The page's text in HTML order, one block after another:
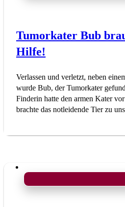
Tumorkater Bub
Hilfe!
Verlassen und verletzt, neben
wurde Bub, der Tumorkater
Finderin hatte den armen Kater
brachte das notleidende Tier zu